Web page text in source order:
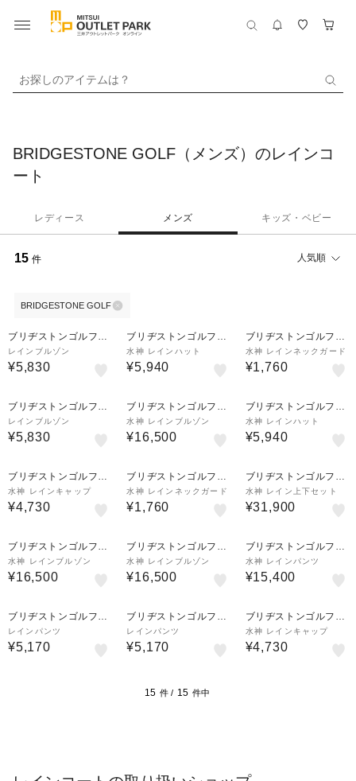
お探しのアイテムは？
BRIDGESTONE GOLF（メンズ）のレインコ
ート
レディース メンズ キッズ・ベビー
15 件 人気順
BRIDGESTONE GOLF
ブリヂストンゴルフプ
ラザ
レインブルゾン
¥5,830
ブリヂストンゴルフプ
ラザ
水神 レインハット
¥5,940
ブリヂストンゴルフプ
ラザ
水神 レインネックガード
¥1,760
ブリヂストンゴルフプ
ラザ
レインブルゾン
¥5,830
ブリヂストンゴルフプ
ラザ
水神 レインブルゾン
¥16,500
ブリヂストンゴルフプ
ラザ
水神 レインハット
¥5,940
ブリヂストンゴルフプ
ラザ
水神 レインキャップ
¥4,730
ブリヂストンゴルフプ
ラザ
水神 レインネックガード
¥1,760
ブリヂストンゴルフプ
ラザ
水神 レイン上下セット
¥31,900
ブリヂストンゴルフプ
ラザ
水神 レインブルゾン
¥16,500
ブリヂストンゴルフプ
ラザ
水神 レインブルゾン
¥16,500
ブリヂストンゴルフプ
ラザ
水神 レインパンツ
¥15,400
ブリヂストンゴルフプ
ラザ
レインパンツ
¥5,170
ブリヂストンゴルフプ
ラザ
レインパンツ
¥5,170
ブリヂストンゴルフプ
ラザ
水神 レインキャップ
¥4,730
15 件 / 15 件中